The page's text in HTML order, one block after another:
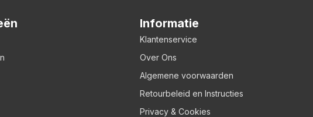
Informatie
Klantenservice
Over Ons
Algemene voorwaarden
Retourbeleid en Instructies
Privacy & Cookies